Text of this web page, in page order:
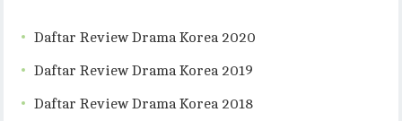
Daftar Review Drama Korea 2020
Daftar Review Drama Korea 2019
Daftar Review Drama Korea 2018